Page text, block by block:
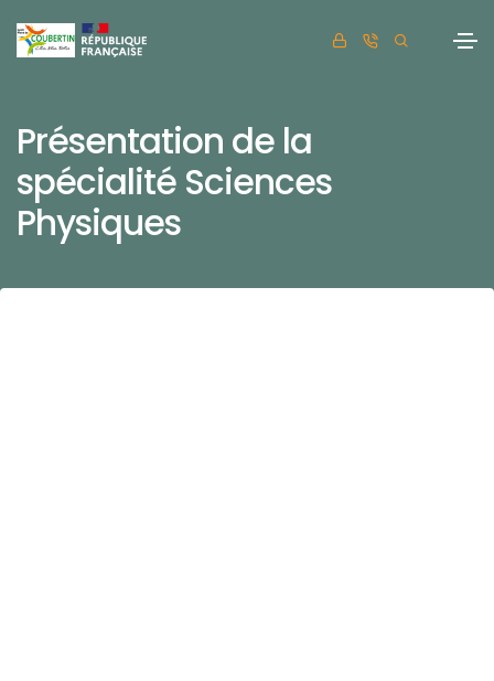
Présentation de la
spécialité Sciences
Physiques